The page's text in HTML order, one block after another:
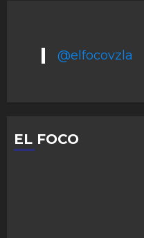
@elfocovzla
EL FOCO